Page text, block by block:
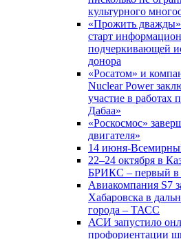
культурного
«Прожить
старт
подчеркивающей
донора
«Росатом» и
Nuclear Power
участие в
Дабаа»
«Роскосмос»
двигателя»
14 июня-
22–24 октября в
БРИКС – первый в
Авиакомпания S7
Хабаровска в
города – ТАСС
АСИ запустило
профориентации